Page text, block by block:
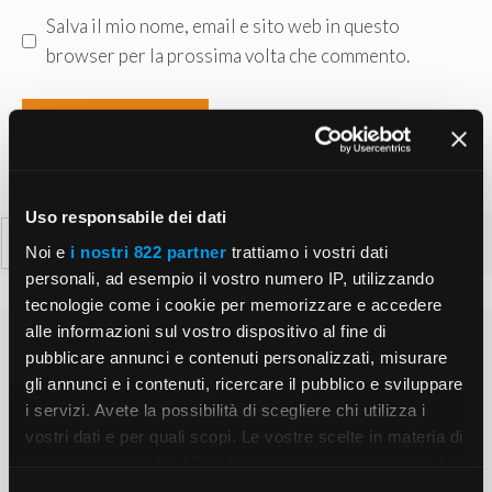
Uso responsabile dei dati
Noi e i nostri 822 partner trattiamo i vostri dati
personali, ad esempio il vostro numero IP, utilizzando
tecnologie come i cookie per memorizzare e accedere
alle informazioni sul vostro dispositivo al fine di
pubblicare annunci e contenuti personalizzati, misurare
gli annunci e i contenuti, ricercare il pubblico e sviluppare
i servizi. Avete la possibilità di scegliere chi utilizza i
vostri dati e per quali scopi. Le vostre scelte in materia di
Salva il mio nome, email e sito web in questo
browser per la prossima volta che commento.
Ricerca
per: